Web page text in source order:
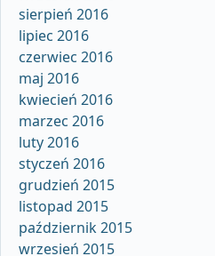
sierpień 2016
lipiec 2016
czerwiec 2016
maj 2016
kwiecień 2016
marzec 2016
luty 2016
styczeń 2016
grudzień 2015
listopad 2015
październik 2015
wrzesień 2015